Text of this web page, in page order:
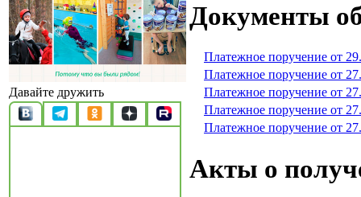
Давайте дружить
Документы
Платежное поручение от
Платежное поручение от
Платежное поручение от
Платежное поручение от
Платежное поручение от
Акты о